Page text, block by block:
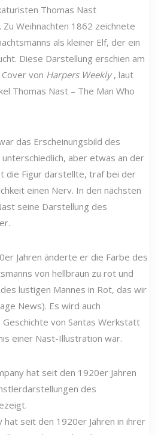
Thomas Nast
Weihnachten 1862 zeichnete
als kleiner Elf, der ein
Diese Darstellung erschien am
von Harpers Weekly, laut
Thomas Nast – The Man Who
das Erscheinungsbild des
aber etwas an der
die Figur darstellte, traf bei der
einen Nerv. In den nächsten
seine Darstellung des
Jahren änderte er die Farbe des
von hellbraun zu rot und
lustigen Mannes in Rot, das wir
News). Es wird auch
von Santas Werkstatt
einer Nast-Illustration war.
hat seit den 1920er Jahren in ihrer